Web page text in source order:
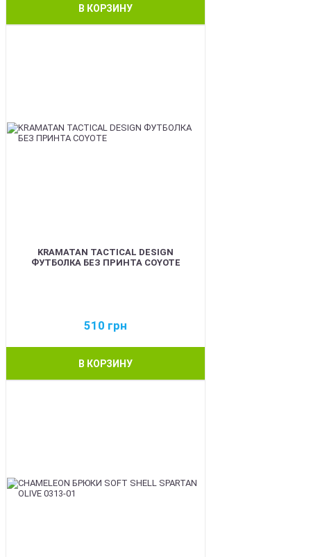
В КОРЗИНУ
KRAMATAN TACTICAL DESIGN
ФУТБОЛКА БЕЗ ПРИНТА COYOTE
510 грн
В КОРЗИНУ